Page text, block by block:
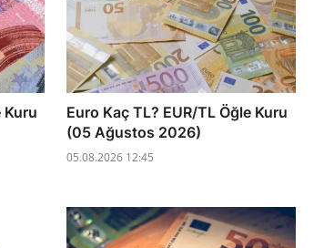
Kuru
Euro Kaç TL? EUR/TL Öğle Kuru
(05 Ağustos 2026)
05.08.2026 12:45